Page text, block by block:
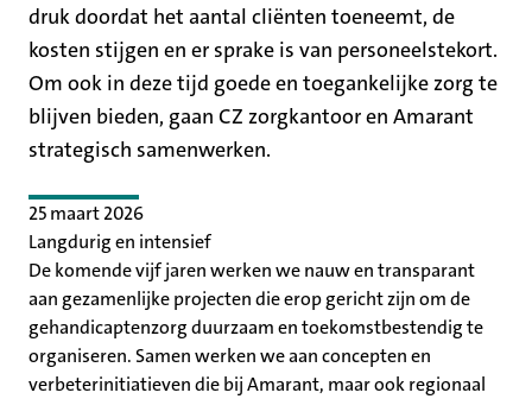
druk doordat het aantal cliënten toeneemt, de
kosten stijgen en er sprake is van personeelstekort.
Om ook in deze tijd goede en toegankelijke zorg te
blijven bieden, gaan CZ zorgkantoor en Amarant
strategisch samenwerken.
25 maart 2026
Langdurig en intensief
De komende vijf jaren werken we nauw en transparant
aan gezamenlijke projecten die erop gericht zijn om de
gehandicaptenzorg duurzaam en toekomstbestendig te
organiseren. Samen werken we aan concepten en
verbeterinitiatieven die bij Amarant, maar ook regionaal